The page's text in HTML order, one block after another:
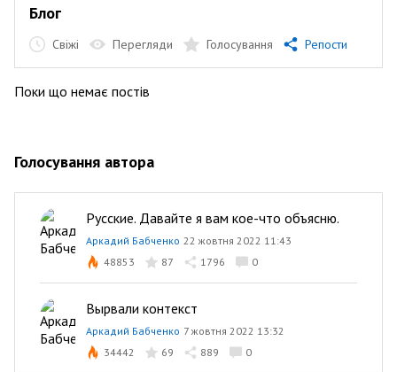
Блог
Свіжі Перегляди Голосування Репости
Поки що немає постів
Голосування автора
Русские. Давайте я вам кое-что объясню.
Аркадий Бабченко 22 жовтня 2022 11:43
48853
87 1796 0
Вырвали контекст
Аркадий Бабченко 7 жовтня 2022 13:32
34442
69 889 0